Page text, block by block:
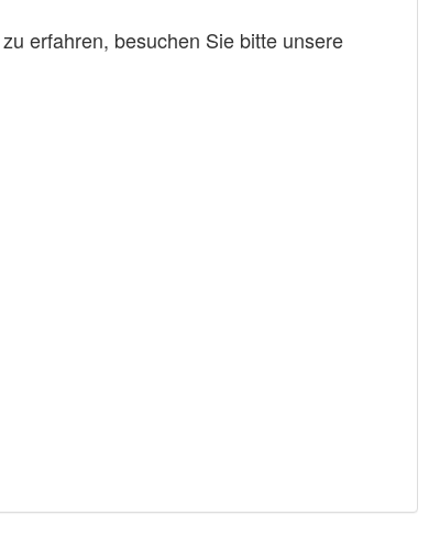
erfahren, besuchen Sie bitte unsere